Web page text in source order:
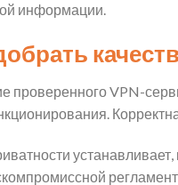
информации.
проверенного VPN-